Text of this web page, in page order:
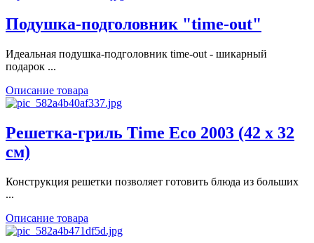
Подушка-подголовник "time-out"
Идеальная подушка-подголовник time-out - шикарный
подарок ...
Описание товара
Решетка-гриль Time Eco 2003 (42 x 32
см)
Конструкция решетки позволяет готовить блюда из больших
...
Описание товара